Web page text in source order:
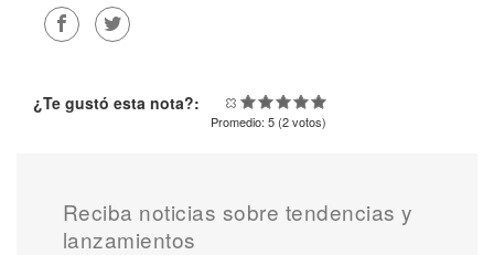
¿Te gustó esta nota?:
Promedio: 5 (2votos)
Reciba noticias sobre tendencias y
lanzamientos